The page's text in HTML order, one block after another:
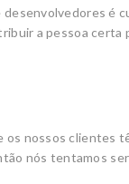
desenvolvedores é
a pessoa certa
os nossos clientes
nós tentamos